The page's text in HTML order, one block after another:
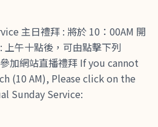
主日禮拜 : 將於 10：00AM 開
午十點後，可由點擊下列
加網站直播禮拜 If you cannot
(10 AM), Please click on the
Sunday Service: